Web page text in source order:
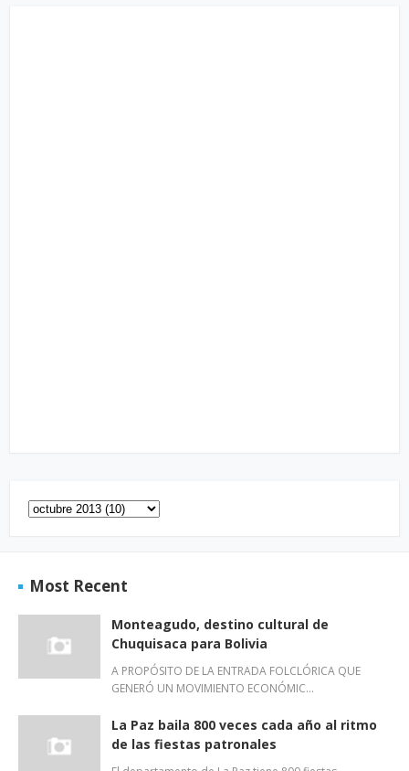
Most Recent
Monteagudo, destino cultural de
Chuquisaca para Bolivia
A PROPÓSITO DE LA ENTRADA FOLCLÓRICA QUE
GENERÓ UN MOVIMIENTO ECONÓMIC…
La Paz baila 800 veces cada año al ritmo
de las fiestas patronales